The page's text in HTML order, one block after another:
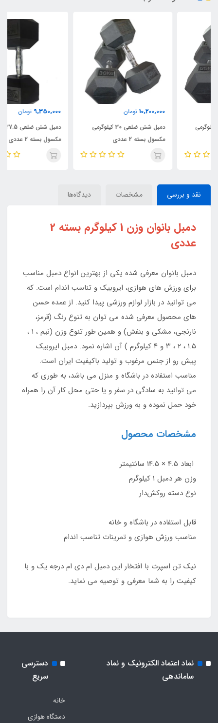
تومان
دمبل شش ضلعی 30 کیلوگرمی
تومان
دمبل شش ضلعی 27.5 کیلوگرمی
نقد و بررسی مشخصات دیدگاه‌ها
دمبل بانوان وزن 1 کیلوگرم بسته 2
عددی
دمبل بانوان معرفی شده یکی از بهترین انواع دمبل مناسب
برای ورزش های هوازی، ایروبیک و تناسب اندام است. که
می توانید در بازار لوازم ورزشی پیدا کنید. از عمده حسن
های محصول معرفی شده می توان به تنوع رنگ (قرمز،
نارنجی، مشکی و بنفش) و همین طور تنوع وزن (نیم ، ۱ ،
۱.۵ ، ۲ ، ۳ و ۴ کیلوگرم ) آن اشاره نمود. دمبل ایروبیک
پیش رو از جنس مرغوب و تولید باکیفیت ایران است.
مناسب استفاده در باشگاه و منزل می باشد، به طوری که
می توانید به سادگی در سفر و یا حتی محل کار آن را همراه
خود حمل نموده و به ورزش بپردازید.
مشخصات محصول
ابعاد 4.5 × 14.5 سانتیمتر
وزن هر دمبل 1 کیلوگرم
نوع دسته روکش‌دار
قابل استفاده در باشگاه و خانه
مناسب ورزش هوازی و تمرینات تناسب اندام
نیک تن اسپرت با افتخار این دمبل ام دی ام درجه یک و با
کیفیت را به شما معرفی و توصیه می نماید.
نماد اعتماد الکترونیک و نماد
ساماندهی
دسترسی
سریع
خانه
دستگاه هوازی